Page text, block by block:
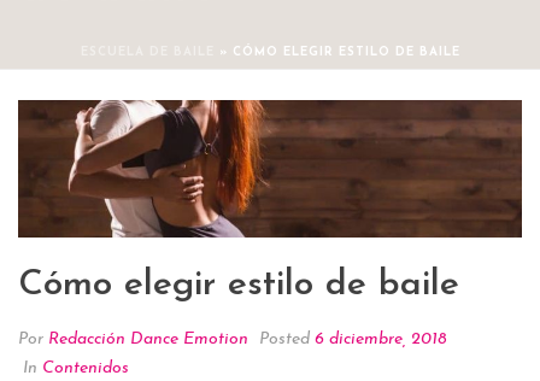
» CÓMO ELEGIR ESTILO DE BAILE
Cómo elegir estilo de baile
Por Redacción Dance Emotion Posted 6 diciembre, 2018
In Contenidos